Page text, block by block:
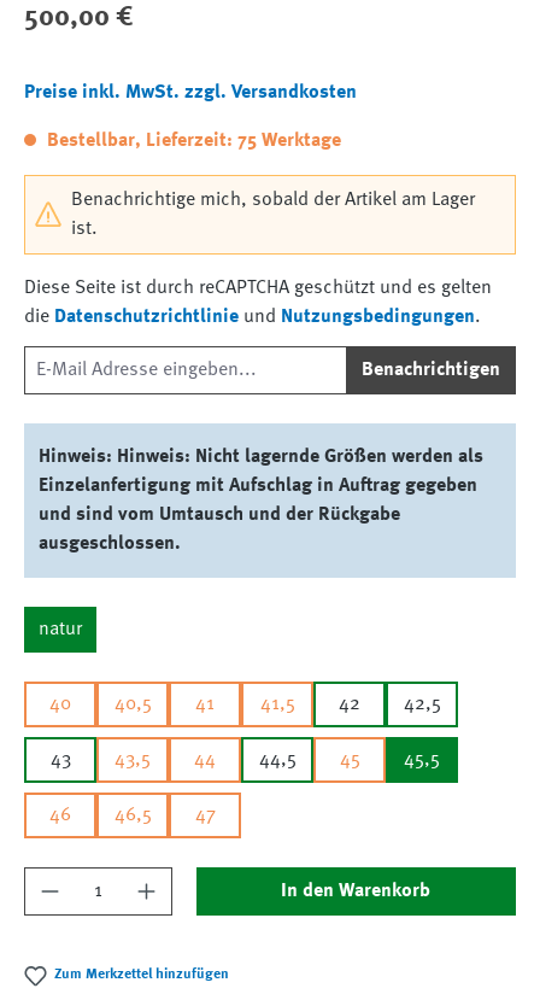
Regulärer Preis:
500,00 €
Preise inkl. MwSt. zzgl. Versandkosten
Bestellbar, Lieferzeit: 75 Werktage
Benachrichtige mich, sobald der Artikel am Lager
ist.
Diese Seite ist durch reCAPTCHA geschützt und es gelten
die Datenschutzrichtlinie und Nutzungsbedingungen.
Benachrichtigen
Hinweis: Hinweis: Nicht lagernde Größen werden als
Einzelanfertigung mit Aufschlag in Auftrag gegeben
und sind vom Umtausch und der Rückgabe
ausgeschlossen.
natur
40 40,5 41 41,5 42 42,5
43 43,5 44 44,5 45 45,5
46 46,5 47
Produkt Anzahl: Gib den gewünschten Wert
In den Warenkorb
Zum Merkzettel hinzufügen